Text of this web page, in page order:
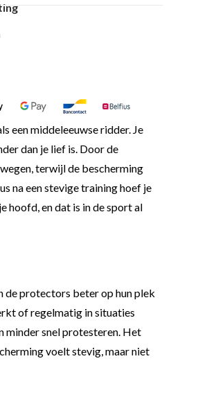
een middeleeuwse ridder. Je
dan je lief is. Door de
terwijl de bescherming
na een stevige training hoef je
hoofd, en dat is in de sport al
de protectors beter op hun plek
of regelmatig in situaties
minder snel protesteren. Het
voelt stevig, maar niet